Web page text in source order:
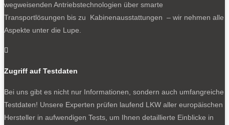
wegweisenden Antriebstechnologien über smarte
Transportlösungen bis zu Kabinenausstattungen – wir nehmen alle
Aspekte unter die Lupe.

Zugriff auf Testdaten
Bei uns gibt es nicht nur Informationen, sondern auch umfangreiche
Testdaten! Unsere Experten prüfen laufend LKW aller europäischen
Hersteller in aufwendigen Tests, um Ihnen detaillierte Einblicke in